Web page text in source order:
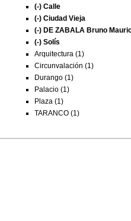
(-) Calle
(-) Ciudad Vieja
(-) DE ZABALA Bruno
(-) Solís
Arquitectura (1)
Circunvalación (1)
Durango (1)
Palacio (1)
Plaza (1)
TARANCO (1)